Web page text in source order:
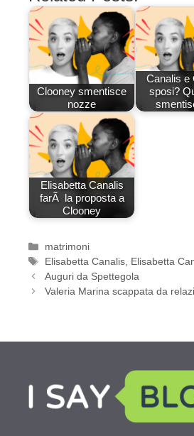
Clooney smentisce
nozze
Canalis e
sposi?
Elisabetta Canalis
farÃ la proposta a
Clooney
Categorie
matrimoni
Tag
Elisabetta Canalis, Elisabetta
Auguri da Spettegola
Valeria Marina scappata da